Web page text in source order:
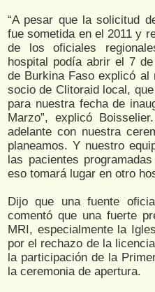
“A pesar que la solicitud
fue sometida en el 2011 y
de los oficiales
hospital podía abrir el 7
de Burkina Faso explicó al
socio de Clitoraid local,
para nuestra fecha de
Marzo”, explicó
adelante con nuestra
planeamos. Y nuestro
las pacientes
eso tomará lugar en otro
Dijo que una fuente
comentó que una fuerte
MRI, especialmente la
por el rechazo de la
la participación de la
la ceremonia de apertura.